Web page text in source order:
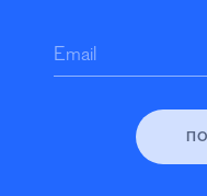
Email